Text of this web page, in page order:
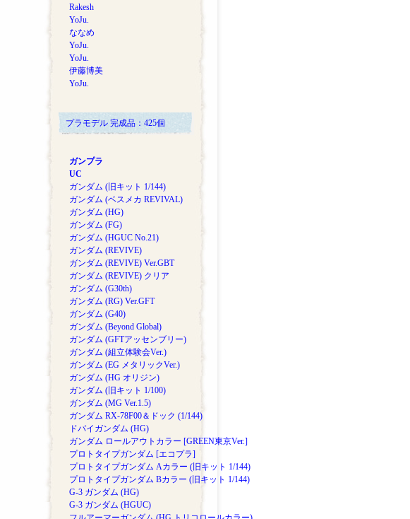
Rakesh
YoJu.
ななめ
YoJu.
YoJu.
伊藤博美
YoJu.
プラモデル 完成品：425個
ガンプラ
UC
ガンダム (旧キット 1/144)
ガンダム (ベスメカ REVIVAL)
ガンダム (HG)
ガンダム (FG)
ガンダム (HGUC No.21)
ガンダム (REVIVE)
ガンダム (REVIVE) Ver.GBT
ガンダム (REVIVE) クリア
ガンダム (G30th)
ガンダム (RG) Ver.GFT
ガンダム (G40)
ガンダム (Beyond Global)
ガンダム (GFTアッセンブリー)
ガンダム (組立体験会Ver.)
ガンダム (EG メタリックVer.)
ガンダム (HG オリジン)
ガンダム (旧キット 1/100)
ガンダム (MG Ver.1.5)
ガンダム RX-78F00＆ドック (1/144)
ドバイガンダム (HG)
ガンダム ロールアウトカラー [GREEN東京Ver.]
プロトタイプガンダム [エコプラ]
プロトタイプガンダム Aカラー (旧キット 1/144)
プロトタイプガンダム Bカラー (旧キット 1/144)
G-3 ガンダム (HG)
G-3 ガンダム (HGUC)